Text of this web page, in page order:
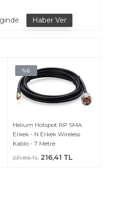
%6
Helium Hotspot RP SMA
Erkek - N Erkek Wireless
Kablo - 7 Metre
231,86 TL 216,41 TL